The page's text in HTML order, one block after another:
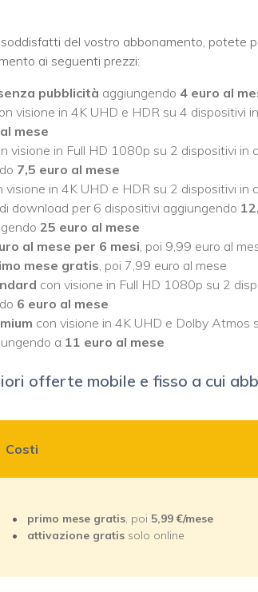
del vostro abbonamento, potete
ai seguenti prezzi:
pubblicità aggiungendo 4 euro al
visione in 4K UHD e HDR su 4 dispositivi
mese
visione in Full HD 1080p su 2 dispositivi
7,5 euro al mese
visione in 4K UHD e HDR su 2 dispositivi
download per 6 dispositivi aggiungendo
25 euro al mese
al mese per 6 mesi , poi 9,99 euro al
mese gratis , poi 7,99 euro al mese
con visione in Full HD 1080p su 2
6 euro al mese
con visione in 4K UHD e Dolby Atmos
a 11 euro al mese
offerte mobile e fisso a cui
Costi
primo mese gratis, poi 5,99 €/mese
attivazione gratis solo online